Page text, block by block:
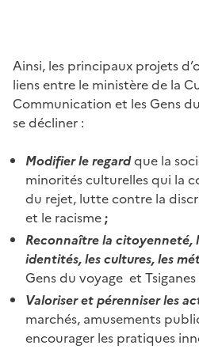
Ainsi, les principaux projets
liens entre le ministère de la
Communication et les Gens
se décliner :
Modifier le regardque la
minorités culturelles qui la
du rejet, lutte contre la
et le racisme;
Reconnaître la citoyenneté,
identités, les cultures, les
Gens du voyage et Tsiganes
Valoriser et pérenniser les
marchés, amusements
encourager les pratiques